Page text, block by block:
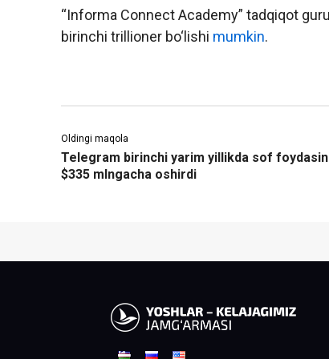
“Informa Connect Academy” tadqiqot
birinchi trillioner bo‘lishi mumkin.
Oldingi maqola
Telegram birinchi yarim yillikda sof
$335 mlngacha oshirdi